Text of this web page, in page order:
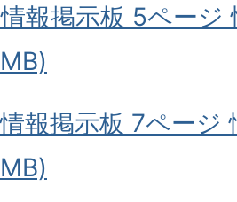
報掲示板 5ページ
報掲示板 7ページ